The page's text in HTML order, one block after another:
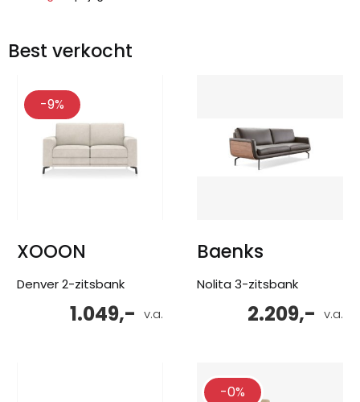
Best verkocht
-9%
XOOON
Denver 2-zitsbank
v.a.
1.049,-
Baenks
Nolita 3-zitsbank
v.a.
2.209,-
-0%